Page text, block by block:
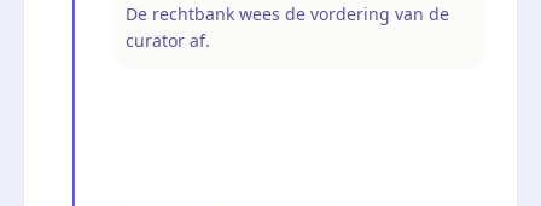
De rechtbank wees de vordering van de
curator af.